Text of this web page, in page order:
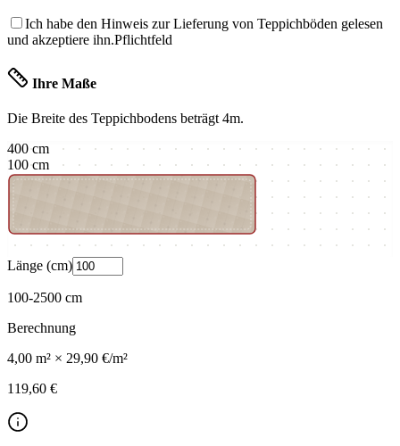
Ich habe den Hinweis zur Lieferung von Teppichböden gelesen
und akzeptiere ihn.Pflichtfeld
Ihre Maße
Die Breite des Teppichbodens beträgt4m.
400cm
100cm
Länge (cm)
100-2500 cm
Berechnung
4,00 m² × 29,90 €/m²
119,60 €